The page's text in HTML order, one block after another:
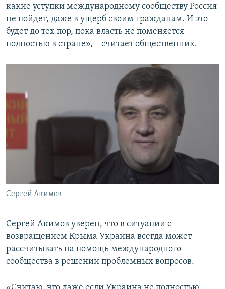
какие уступки международному сообществу Россия
не пойдет, даже в ущерб своим гражданам. И это
будет до тех пор, пока власть не поменяется
полностью в стране», – считает общественник.
Сергей Акимов
Сергей Акимов уверен, что в ситуации с
возвращением Крыма Украина всегда может
рассчитывать на помощь международного
сообщества в решении проблемных вопросов.